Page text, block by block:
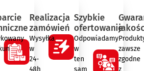
Realizacja
zamówień
Wysyłka
w
24-
48h
Szybkie
ofertowanie
Odpowiadamy
w
ten
sam
zawsze
zgodne
z